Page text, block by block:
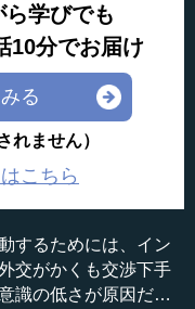
学びでも
10分でお届け
る
れません）
こちら
するためには、イン
交がかくも交渉下手
識の低さが原因だ。